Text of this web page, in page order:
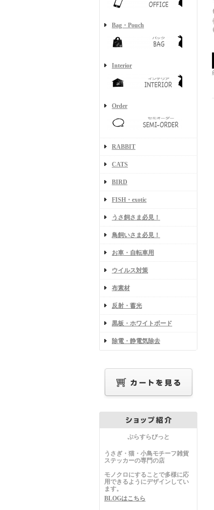
Bag・Pouch
Interior
Order
RABBIT
CATS
BIRD
FISH・exotic
うさ飼さま必見！
鳥飼いさま必見！
お車・自転車用
ウイルス対策
布素材
反射・蓄光
黒板・ホワイトボード
除電・静電気除去
ぷらすらびっと
うさぎ・猫・小鳥モチーフ雑貨
ステッカーの専門の店
モノクロにすることで多様に応
用できるようにデザインしてい
ます。
BLOGはこちら